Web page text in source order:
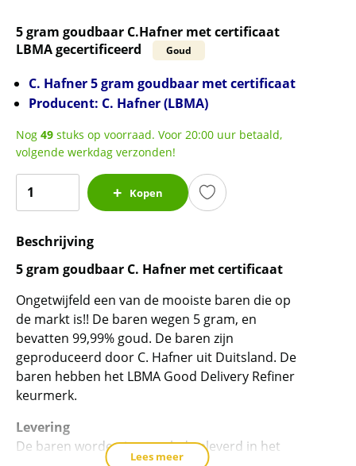
5 gram goudbaar C.Hafner met certificaat
LBMA gecertificeerd
Goud
C. Hafner 5 gram goudbaar met certificaat
Producent: C. Hafner (LBMA)
Nog 49 stuks op voorraad. Voor 20:00 uur betaald,
volgende werkdag verzonden!
gram
C.Hafner
met
certificaat
LBMA
gecertificeerd
aantal
Kopen
Beschrijving
5 gram goudbaar C. Hafner met certificaat
Ongetwijfeld een van de mooiste baren die op
de markt is!! De baren wegen 5 gram, en
bevatten 99,99% goud. De baren zijn
geproduceerd door C. Hafner uit Duitsland. De
baren hebben het LBMA Good Delivery Refiner
keurmerk.
Levering
De baren worden ingesealed geleverd in het
Lees meer